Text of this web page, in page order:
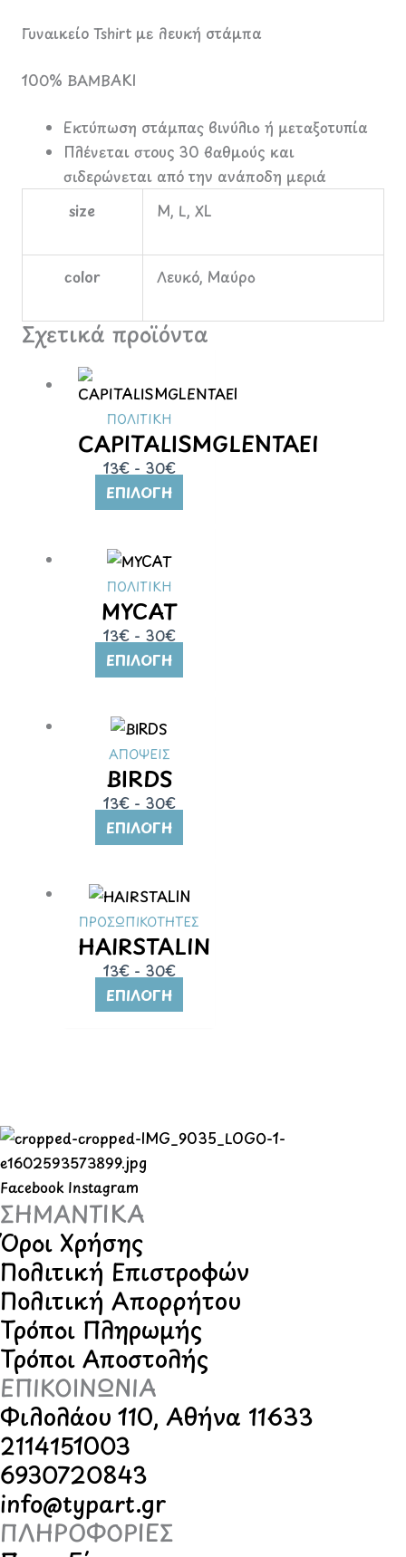
Γυναικείο Tshirt με λευκή στάμπα
100% ΒΑΜΒΑΚΙ
Εκτύπωση στάμπας βινύλιο ή μεταξοτυπία
Πλένεται στους 30 βαθμούς και
σιδερώνεται από την ανάποδη μεριά
size
M, L, XL
color Λευκό, Μαύρο
Σχετικά προϊόντα
ΠΟΛΙΤΙΚΗ
CAPITALISMGLENTAEI
13€ - 30€
ΕΠΙΛΟΓΉ
ΠΟΛΙΤΙΚΗ
MYCAT
13€ - 30€
ΕΠΙΛΟΓΉ
ΑΠΟΨΕΙΣ
BIRDS
13€ - 30€
ΕΠΙΛΟΓΉ
ΠΡΟΣΩΠΙΚΟΤΗΤΕΣ
HAIRSTALIN
13€ - 30€
ΕΠΙΛΟΓΉ
Facebook Instagram
ΣΗΜΑΝΤΙΚΑ
Όροι Χρήσης
Πολιτική Επιστροφών
Πολιτική Απορρήτου
Τρόποι Πληρωμής
Τρόποι Αποστολής
ΕΠΙΚΟΙΝΩΝΙΑ
Φιλολάου 110, Αθήνα 11633
2114151003
6930720843
info@typart.gr
ΠΛΗΡΟΦΟΡΙΕΣ